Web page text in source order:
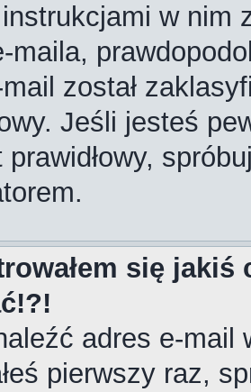
w nim
maila,
został
Jeśli jesteś
się
adres e-mail
pierwszy raz,